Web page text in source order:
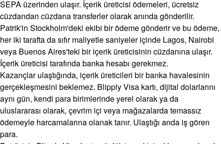
SEPA üzerinden ulaşır. İçerik üreticisi ödemeleri, ücretsiz
cüzdandan cüzdana transferler olarak anında gönderilir.
Patrik'in Stockholm'deki ekibi bir ödeme gönderir ve bu ödeme,
her iki tarafta da sıfır maliyetle saniyeler içinde Lagos, Nairobi
veya Buenos Aires'teki bir içerik üreticisinin cüzdanına ulaşır.
İçerik üreticisi tarafında banka hesabı gerekmez.
Kazançlar ulaştığında, içerik üreticileri bir banka havalesinin
gerçekleşmesini beklemez. Blipply Visa kartı, dijital dolarlarını
aynı gün, kendi para birimlerinde yerel olarak ya da
uluslararası olarak, çevrim içi veya mağazalarda temassız
ödemeyle harcamalarına olanak tanır. Ulaştığı anda iş gören
para.